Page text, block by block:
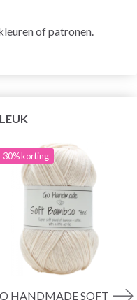
of patronen.
30% korting
HANDMADE SOFT